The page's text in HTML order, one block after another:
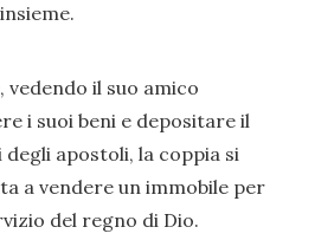
vedendo il suo amico
i suoi beni e depositare il
degli apostoli, la coppia si
a vendere un immobile per
del regno di Dio.